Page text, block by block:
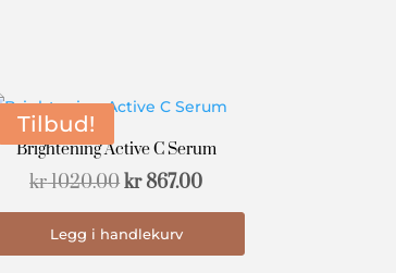
Tilbud!
Brightening Active C Serum
kr1020.00Opprinnelig
pris
var:
kr867.00Nåværende
pris
Legg i handlekurv